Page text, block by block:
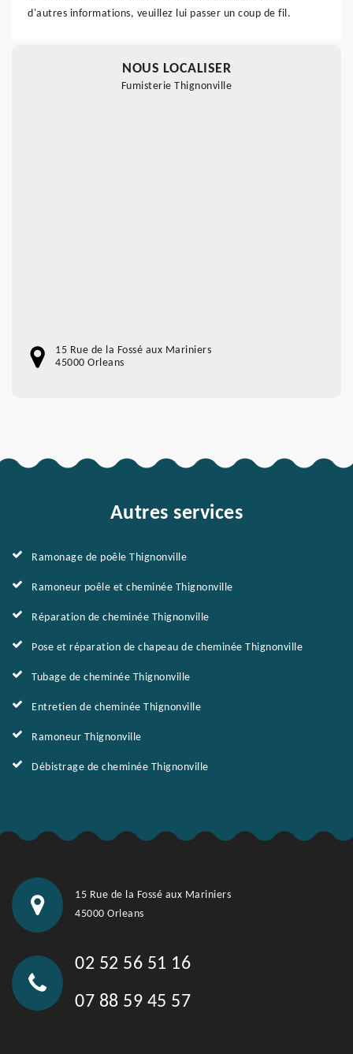
d'autres informations, veuillez lui passer un coup de fil.
NOUS LOCALISER
Fumisterie Thignonville
15 Rue de la Fossé aux Mariniers
45000 Orleans
Autres services
Ramonage de poêle Thignonville
Ramoneur poêle et cheminée Thignonville
Réparation de cheminée Thignonville
Pose et réparation de chapeau de cheminée Thignonville
Tubage de cheminée Thignonville
Entretien de cheminée Thignonville
Ramoneur Thignonville
Débistrage de cheminée Thignonville
15 Rue de la Fossé aux Mariniers
45000 Orleans
02 52 56 51 16
07 88 59 45 57